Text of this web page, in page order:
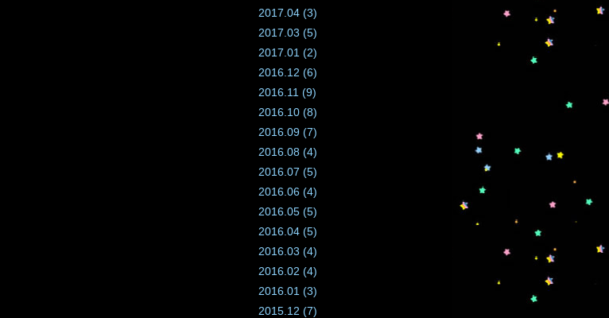
2017.04 (3)
2017.03 (5)
2017.01 (2)
2016.12 (6)
2016.11 (9)
2016.10 (8)
2016.09 (7)
2016.08 (4)
2016.07 (5)
2016.06 (4)
2016.05 (5)
2016.04 (5)
2016.03 (4)
2016.02 (4)
2016.01 (3)
2015.12 (7)